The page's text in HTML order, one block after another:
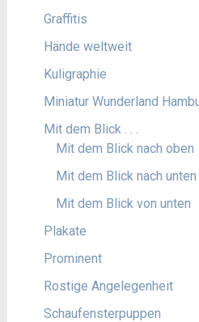
Graffitis
Hände weltweit
Kuligraphie
Miniatur Wunderland
Mit dem Blick . . .
Mit dem Blick nach oben
Mit dem Blick nach unten
Mit dem Blick von unten
Plakate
Prominent
Rostige Angelegenheit
Schaufensterpuppen